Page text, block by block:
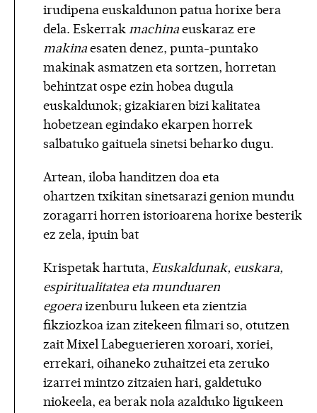
irudipena euskaldunon patua horixe bera
dela. Eskerrakmachinaeuskaraz ere
makinaesaten denez, punta-puntako
makinak asmatzen eta sortzen, horretan
behintzat ospe ezin hobea dugula
euskaldunok; gizakiaren bizi kalitatea
hobetzean egindako ekarpen horrek
salbatuko gaituela sinetsi beharko dugu.
Artean, iloba handitzen doa eta
ohartzen txikitan sinetsarazi genion mundu
zoragarri horren istorioarena horixe besterik
ez zela, ipuin bat
Krispetak hartuta, Euskaldunak, euskara,
espiritualitatea eta munduaren
egoeraizenburu lukeen eta zientzia
fikziozkoa izan zitekeen filmari so, otutzen
zait Mixel Labeguerieren xoroari, xoriei,
errekari, oihaneko zuhaitzei eta zeruko
izarrei mintzo zitzaien hari, galdetuko
niokeela, ea berak nola azalduko ligukeen